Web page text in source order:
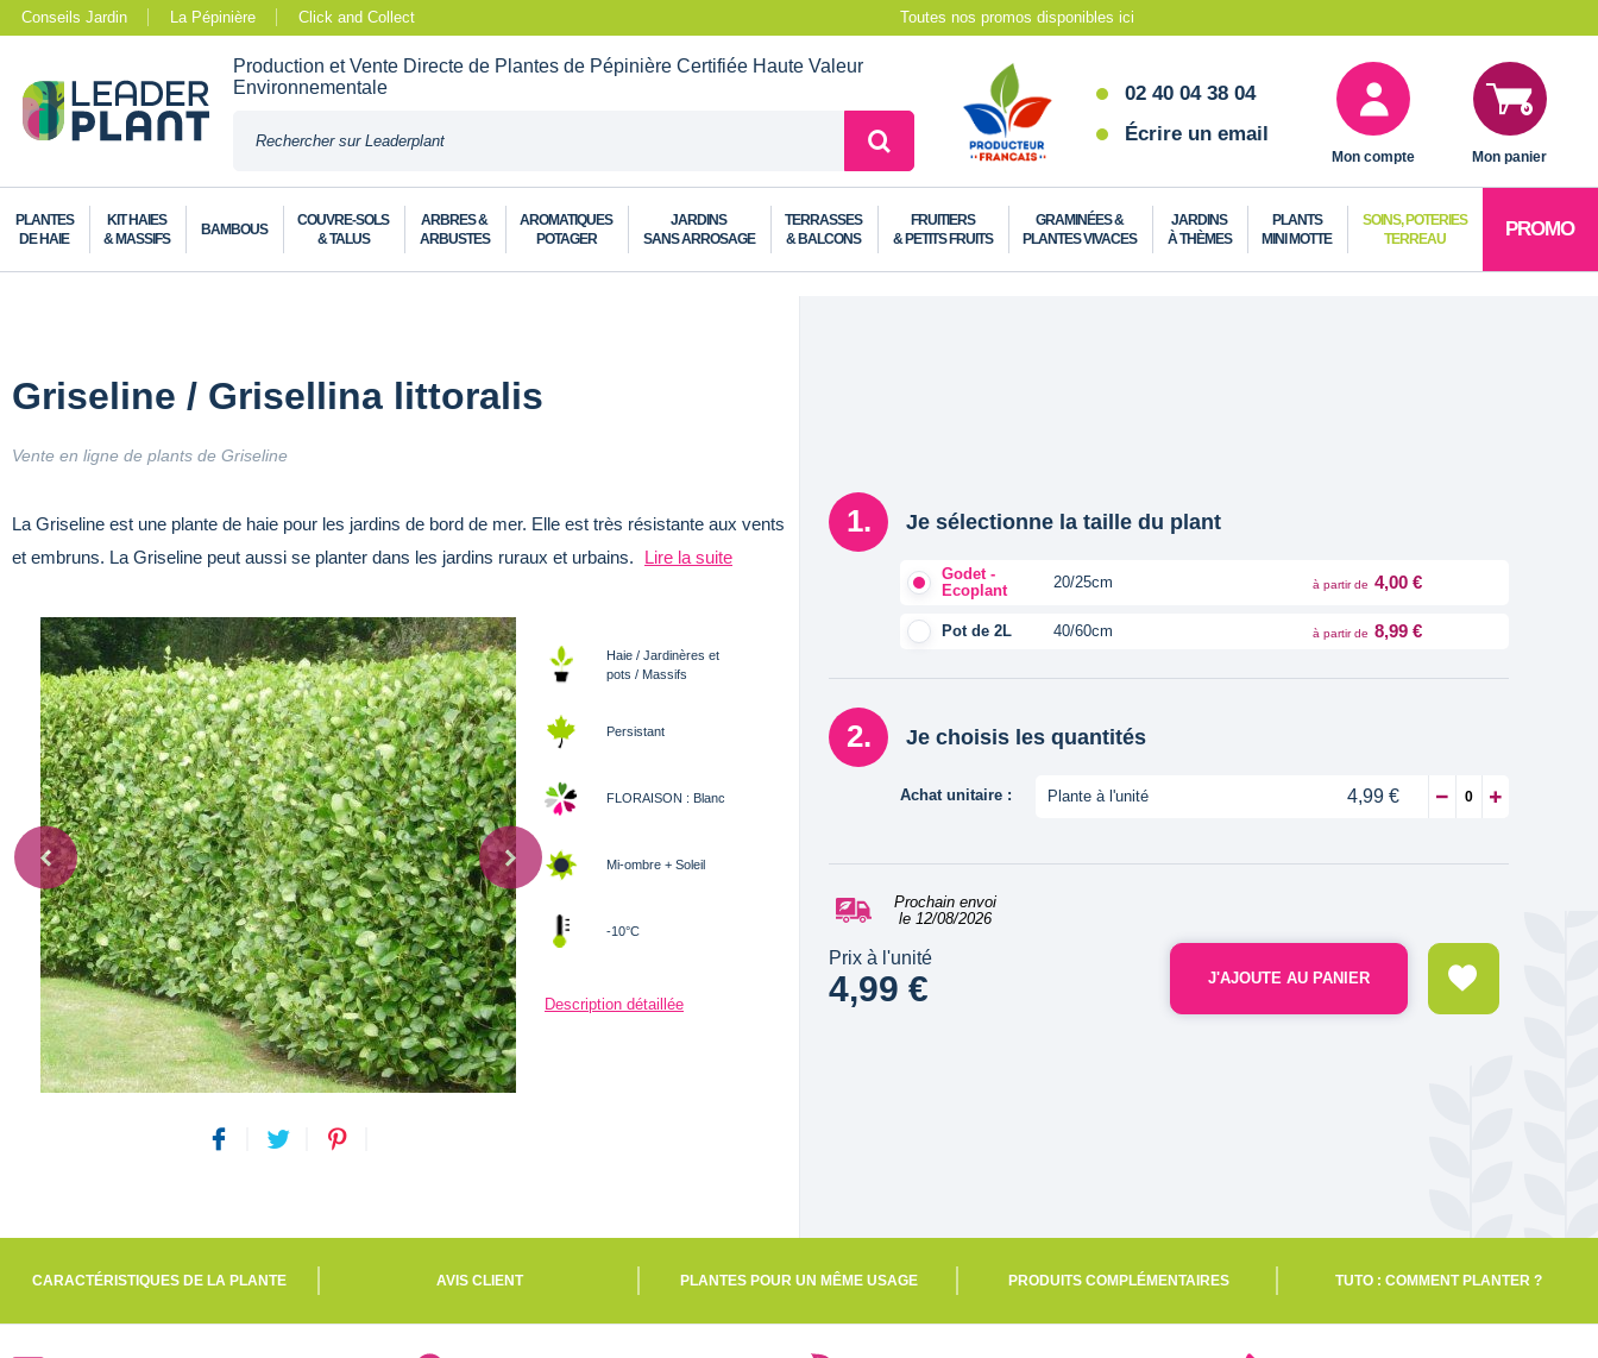
Conseils Jardin La Pépinière Click and Collect Toutes nos promos disponibles ici
Production et Vente Directe de Plantes de Pépinière Certifiée Haute Valeur
Environnementale
02 40 04 38 04
Écrire un email
Mon compte Mon panier
PLANTES
DE HAIE
KIT HAIES
& MASSIFS
BAMBOUS
COUVRE-SOLS
& TALUS
ARBRES &
ARBUSTES
AROMATIQUES
POTAGER
JARDINS
SANS ARROSAGE
TERRASSES
& BALCONS
FRUITIERS
& PETITS FRUITS
GRAMINÉES &
PLANTES VIVACES
JARDINS
À THÈMES
PLANTS
MINI MOTTE
SOINS, POTERIES
TERREAU
PROMO
Griseline / Grisellina littoralis
Vente en ligne de plants de Griseline
La Griseline est une plante de haie pour les jardins de bord de mer. Elle est très résistante aux vents
et embruns. La Griseline peut aussi se planter dans les jardins ruraux et urbains.
Lire la suite
Haie / Jardinères et
pots / Massifs
Persistant
FLORAISON : Blanc
Mi-ombre + Soleil
-10°C
Description détaillée
Je sélectionne la taille du plant
Godet -
Ecoplant
20/25cm à partir de 4,00 €
Pot de 2L 40/60cm à partir de 8,99 €
Je choisis les quantités
Achat unitaire : Plante à l'unité 4,99 €
Prochain envoi
le 12/08/2026
Prix à l'unité
4,99 € J'AJOUTE AU PANIER
CARACTÉRISTIQUES DE LA PLANTE AVIS CLIENT PLANTES POUR UN MÊME USAGE PRODUITS COMPLÉMENTAIRES TUTO : COMMENT PLANTER ?